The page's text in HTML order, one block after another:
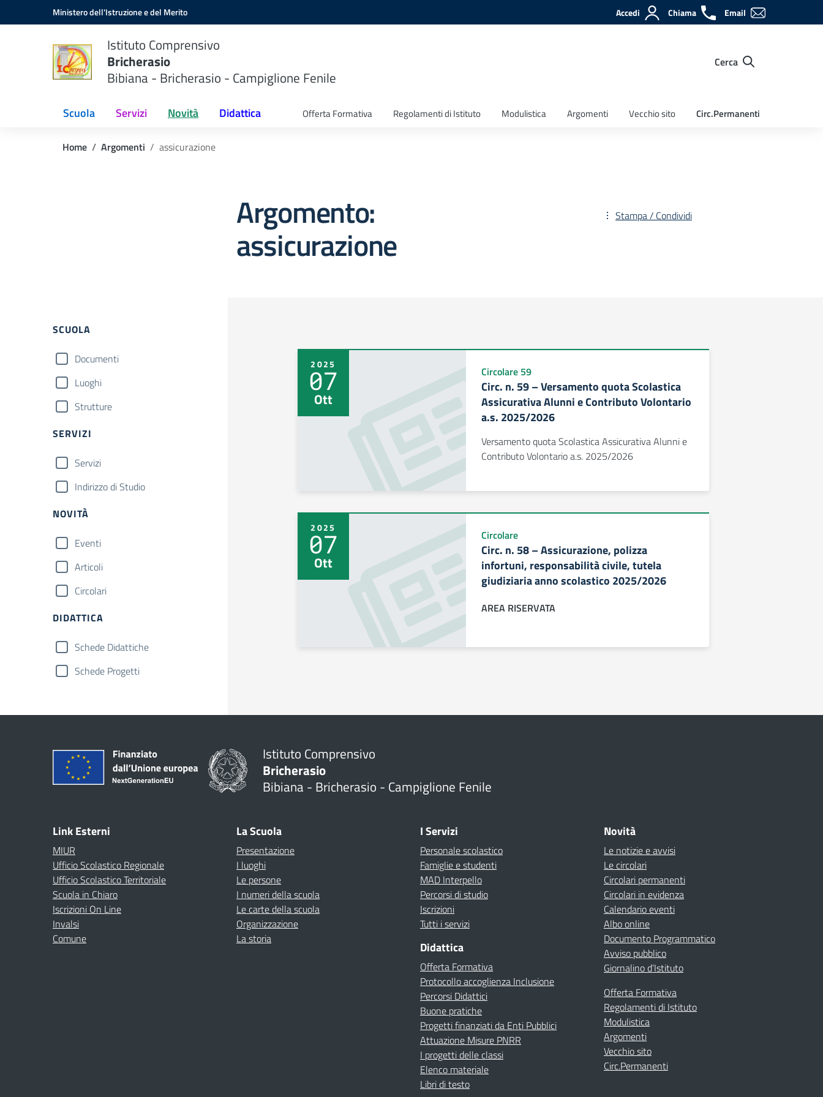
Vai ai contenuti
Vai al menu di navigazioneMinistero dell'Istruzione e del Merito Accedi Chiama Email
Istituto Comprensivo
Bricherasio
Bibiana - Bricherasio - Campiglione Fenile
Cerca
Scuola Servizi Novità Didattica Offerta Formativa Regolamenti di Istituto Modulistica Argomenti Vecchio sito Circ.Permanenti
Home Argomenti assicurazione
Argomento:
assicurazione
Stampa / Condividi
SCUOLA
Documenti
Luoghi
Strutture
SERVIZI
Servizi
Indirizzo di Studio
NOVITÀ
Eventi
Articoli
Circolari
DIDATTICA
Schede Didattiche
Schede Progetti
2025
07
Ott
Circolare 59
Circ. n. 59 – Versamento quota Scolastica
Assicurativa Alunni e Contributo Volontario
a.s. 2025/2026
Versamento quota Scolastica Assicurativa Alunni e
Contributo Volontario a.s. 2025/2026
2025
07
Ott
Circolare
Circ. n. 58 – Assicurazione, polizza
infortuni, responsabilità civile, tutela
giudiziaria anno scolastico 2025/2026
AREA RISERVATA
Istituto Comprensivo
Bricherasio
Bibiana - Bricherasio - Campiglione Fenile
Link Esterni
MIUR
Ufficio Scolastico Regionale
Ufficio Scolastico Territoriale
Scuola in Chiaro
Iscrizioni On Line
Invalsi
Comune
La Scuola
Presentazione
I luoghi
Le persone
I numeri della scuola
Le carte della scuola
Organizzazione
La storia
I Servizi
Personale scolastico
Famiglie e studenti
MAD Interpello
Percorsi di studio
Iscrizioni
Tutti i servizi
Didattica
Offerta Formativa
Protocollo accoglienza Inclusione
Percorsi Didattici
Buone pratiche
Progetti finanziati da Enti Pubblici
Attuazione Misure PNRR
I progetti delle classi
Elenco materiale
Libri di testo
Novità
Le notizie e avvisi
Le circolari
Circolari permanenti
Circolari in evidenza
Calendario eventi
Albo online
Documento Programmatico
Avviso pubblico
Giornalino d’Istituto
Offerta Formativa
Regolamenti di Istituto
Modulistica
Argomenti
Vecchio sito
Circ.Permanenti